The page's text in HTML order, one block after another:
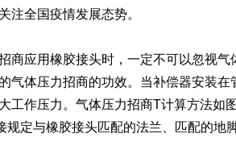
注全国疫情发展态势。
商应用橡胶接头时，一定不可以忽视
气体压力招商的功效。当补偿器安装在
工作压力。气体压力招商T计算方法如
定与橡胶接头匹配的法兰、匹配的地